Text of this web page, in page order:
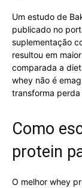
Um estudo de
publicado no
suplementação
resultou em
comparada a
whey não é
transforma
Como
protein
O melhor whey